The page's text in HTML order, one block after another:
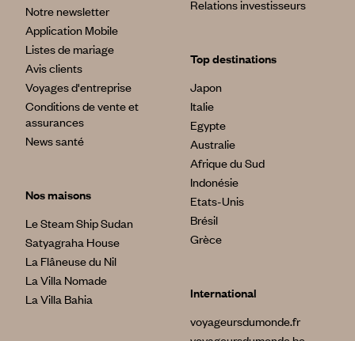
Notre newsletter
Application Mobile
Listes de mariage
Avis clients
Voyages d'entreprise
Conditions de vente et
assurances
News santé
Nos maisons
Le Steam Ship Sudan
Satyagraha House
La Flâneuse du Nil
La Villa Nomade
La Villa Bahia
Relations investisseurs
Top destinations
Japon
Italie
Egypte
Australie
Afrique du Sud
Indonésie
Etats-Unis
Brésil
Grèce
International
voyageursdumonde.fr